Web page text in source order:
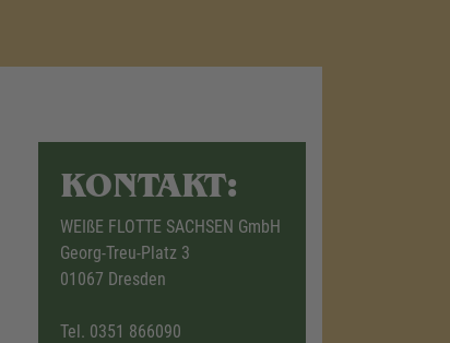
KONTAKT:
WEIßE FLOTTE SACHSEN GmbH
Georg-Treu-Platz 3
01067 Dresden
Tel. 0351 866090